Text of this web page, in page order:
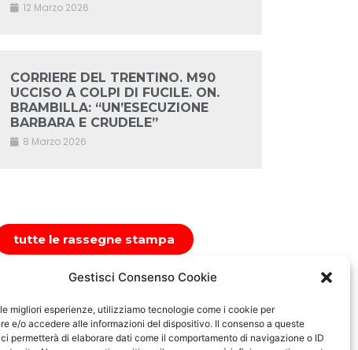
Gestisci Consenso Cookie
migliori esperienze, utilizziamo tecnologie come i cookie per
e/o accedere alle informazioni del dispositivo. Il consenso a queste
permetterà di elaborare dati come il comportamento di navigazione o ID
12 Marzo 2026
CORRIERE DEL TRENTINO. M90
UCCISO A COLPI DI FUCILE. ON.
BRAMBILLA: “UN’ESECUZIONE
BARBARA E CRUDELE”
8 Marzo 2026
tutte le rassegne stampa